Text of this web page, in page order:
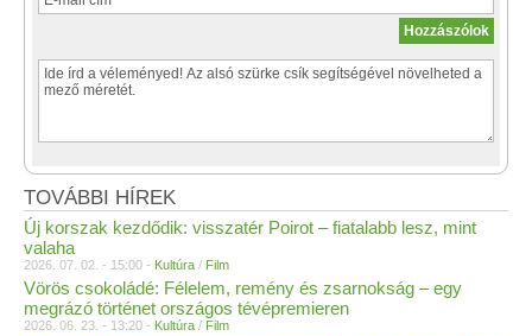
TOVÁBBI HÍREK
Új korszak kezdődik: visszatér Poirot – fiatalabb lesz, mint
valaha
2026. 07. 02. - 15:00 - Kultúra / Film
Vörös csokoládé: Félelem, remény és zsarnokság – egy
megrázó történet országos tévépremieren
2026. 06. 23. - 13:20 - Kultúra / Film